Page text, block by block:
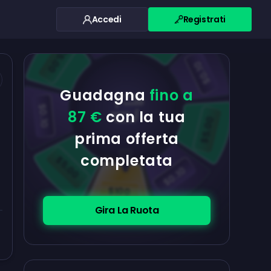
Accedi Registrati
Guadagna fino a
87 € con la tua
prima offerta
completata
Gira La Ruota
$100
$5.00
$5.00
$0.10 $5.00